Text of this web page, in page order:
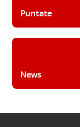
Puntate
News